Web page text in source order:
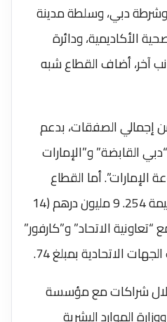
دبي، وسلطة مدينة
الأكاديمية، ودائرة
آخر، أضاف القطاع شبه
درهم، أي 24 % من إجمالي الصفقات، بدعم
القابضة” و”الإمارات
الإمارات”. أما القطاع
الخاص فحقق صفقات بقيمة 254. 9 مليون درهم (14
الاتحاد” و”كارفور”
الاتحادية بمبلغ 74.
(4 %) من خلال شراكات مع مؤسسة
الموارد البشرية